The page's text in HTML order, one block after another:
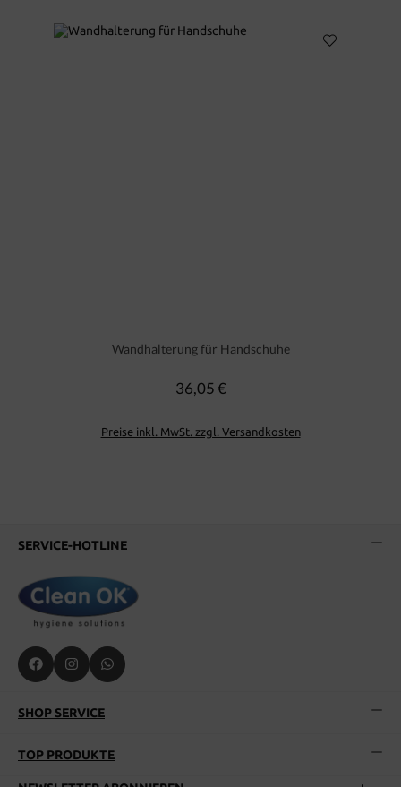
Wandhalterung für Handschuhe
Regulärer Preis:
36,05 €
Preise inkl. MwSt. zzgl. Versandkosten
SERVICE-HOTLINE
SHOP SERVICE
TOP PRODUKTE